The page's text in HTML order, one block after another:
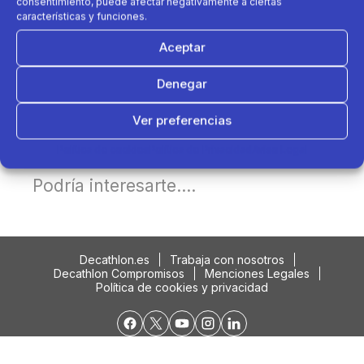
características y funciones.
Aceptar
Denegar
Ver preferencias
Podría interesarte....
Decathlon.es
Trabaja con nosotros
Decathlon Compromisos
Menciones Legales
Política de cookies y privacidad